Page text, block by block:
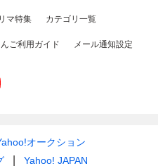
マ特集 カテゴリ一覧
ご利用ガイド メール通知設定
オークション
Yahoo! JAPAN